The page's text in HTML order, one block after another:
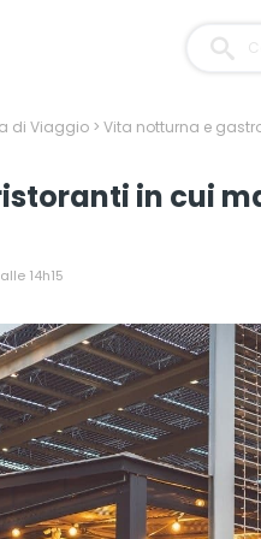
di Viaggio > Vita notturna e
in cui
14h15